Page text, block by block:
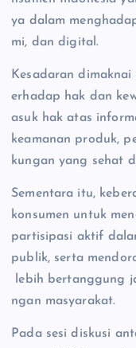
ya dalam
mi, dan digital.
Kesadaran
erhadap hak dan
asuk hak atas
keamanan produk,
kungan yang sehat
Sementara itu,
konsumen untuk
partisipasi aktif
publik, serta
lebih bertanggung
ngan masyarakat.
Pada sesi diskusi